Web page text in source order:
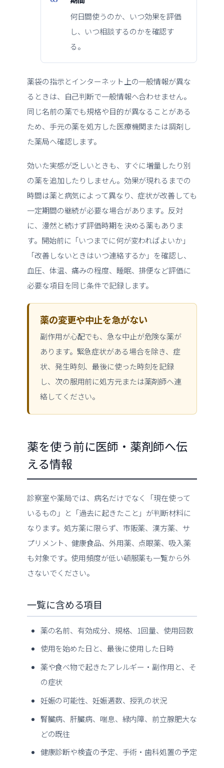
何日間使うのか、いつ効果を評価
し、いつ相談するのかを確認す
る。
薬袋の指示とインターネット上の一般情報が異な
るときは、自己判断で一般情報へ合わせません。
同じ名前の薬でも規格や目的が異なることがある
ため、手元の薬を処方した医療機関または調剤し
た薬局へ確認します。
効いた実感が乏しいときも、すぐに増量したり別
の薬を追加したりしません。効果が現れるまでの
時間は薬と病気によって異なり、症状が改善しても
一定期間の継続が必要な場合があります。反対
に、漫然と続けず評価時期を決める薬もありま
す。開始前に「いつまでに何が変わればよいか」
「改善しないときはいつ連絡するか」を確認し、
血圧、体温、痛みの程度、睡眠、排便など評価に
必要な項目を同じ条件で記録します。
薬の変更や中止を急がない
副作用が心配でも、急な中止が危険な薬が
あります。緊急症状がある場合を除き、症
状、発生時刻、最後に使った時刻を記録
し、次の服用前に処方元または薬剤師へ連
絡してください。
薬を使う前に医師・薬剤師へ伝
える情報
診察室や薬局では、病名だけでなく「現在使って
いるもの」と「過去に起きたこと」が判断材料に
なります。処方薬に限らず、市販薬、漢方薬、サ
プリメント、健康食品、外用薬、点眼薬、吸入薬
も対象です。使用頻度が低い頓服薬も一覧から外
さないでください。
一覧に含める項目
薬の名前、有効成分、規格、1回量、使用回数
使用を始めた日と、最後に使用した日時
薬や食べ物で起きたアレルギー・副作用と、そ
の症状
妊娠の可能性、妊娠週数、授乳の状況
腎臓病、肝臓病、喘息、緑内障、前立腺肥大な
どの既往
健康診断や検査の予定、手術・歯科処置の予定